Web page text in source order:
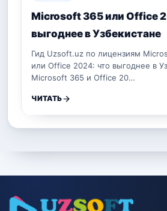
Microsoft 365 или Office
выгоднее в Узбекистане
Гид Uzsoft.uz по лицензиям
или Office 2024: что выгоднее в
Microsoft 365 и Office 20…
ЧИТАТЬ